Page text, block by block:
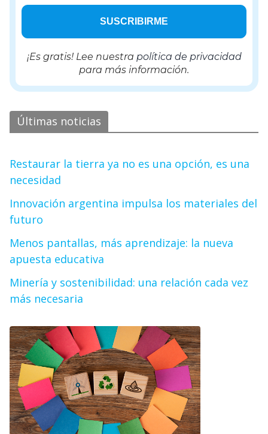
¡Es gratis! Lee nuestra política de privacidad
para más información.
Últimas noticias
Restaurar la tierra ya no es una opción, es una
necesidad
Innovación argentina impulsa los materiales del
futuro
Menos pantallas, más aprendizaje: la nueva
apuesta educativa
Minería y sostenibilidad: una relación cada vez
más necesaria